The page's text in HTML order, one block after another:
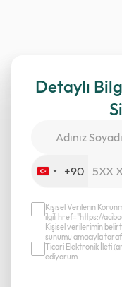
Detaylı
Turkey
+90
Kişisel Verilerin
ilgili href="https://
Kişisel verilerimin
sunumu amacıyla
Ticari Elektronik İleti
ediyorum.